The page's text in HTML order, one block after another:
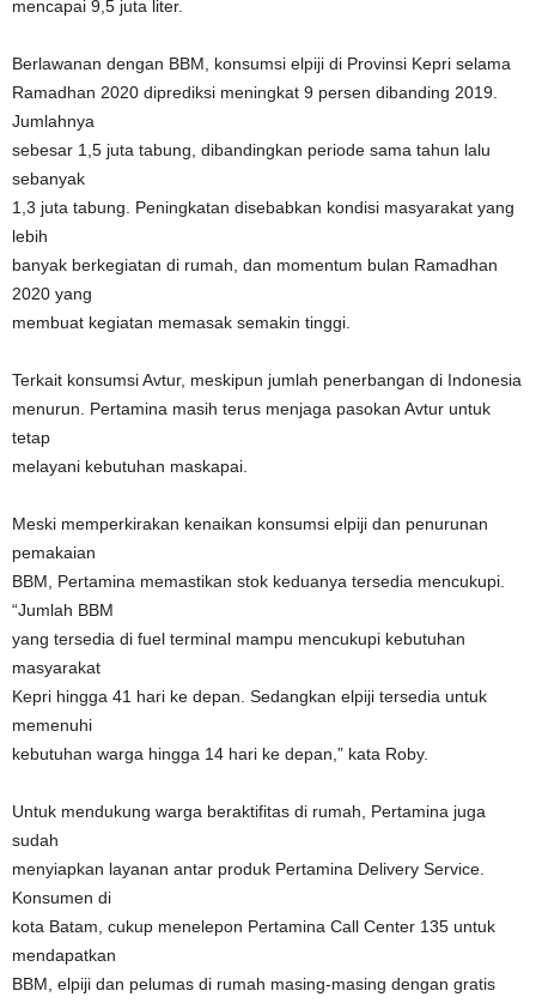
mencapai 9,5 juta liter.
Berlawanan dengan BBM, konsumsi elpiji di Provinsi Kepri selama
Ramadhan 2020 diprediksi meningkat 9 persen dibanding 2019.
Jumlahnya
sebesar 1,5 juta tabung, dibandingkan periode sama tahun lalu
sebanyak
1,3 juta tabung. Peningkatan disebabkan kondisi masyarakat yang
lebih
banyak berkegiatan di rumah, dan momentum bulan Ramadhan
2020 yang
membuat kegiatan memasak semakin tinggi.
Terkait konsumsi Avtur, meskipun jumlah penerbangan di Indonesia
menurun. Pertamina masih terus menjaga pasokan Avtur untuk
tetap
melayani kebutuhan maskapai.
Meski memperkirakan kenaikan konsumsi elpiji dan penurunan
pemakaian
BBM, Pertamina memastikan stok keduanya tersedia mencukupi.
“Jumlah BBM
yang tersedia di fuel terminal mampu mencukupi kebutuhan
masyarakat
Kepri hingga 41 hari ke depan. Sedangkan elpiji tersedia untuk
memenuhi
kebutuhan warga hingga 14 hari ke depan,” kata Roby.
Untuk mendukung warga beraktifitas di rumah, Pertamina juga
sudah
menyiapkan layanan antar produk Pertamina Delivery Service.
Konsumen di
kota Batam, cukup menelepon Pertamina Call Center 135 untuk
mendapatkan
BBM, elpiji dan pelumas di rumah masing-masing dengan gratis